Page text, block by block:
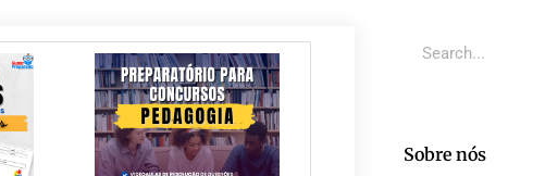
Sobre nós